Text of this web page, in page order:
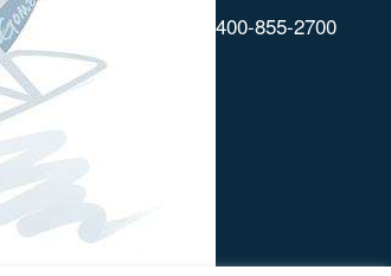
400-855-2700